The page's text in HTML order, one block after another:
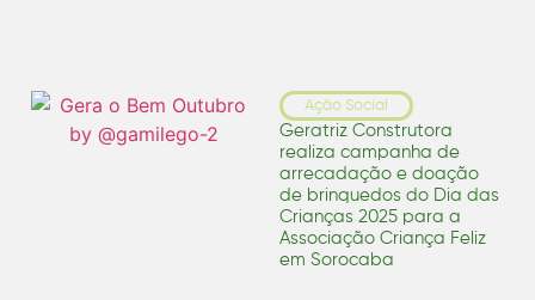
Ação Social
Geratriz Construtora
realiza campanha de
arrecadação e doação
de brinquedos do Dia das
Crianças 2025 para a
Associação Criança Feliz
em Sorocaba